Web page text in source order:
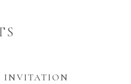
INVITATION